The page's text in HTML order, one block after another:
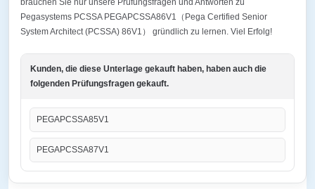
brauchen Sie nur unsere Prüfungsfragen und Antworten zu
Pegasystems PCSSA PEGAPCSSA86V1（Pega Certified Senior
System Architect (PCSSA) 86V1） gründlich zu lernen. Viel Erfolg!
Kunden, die diese Unterlage gekauft haben, haben auch die
folgenden Prüfungsfragen gekauft.
PEGAPCSSA85V1
PEGAPCSSA87V1